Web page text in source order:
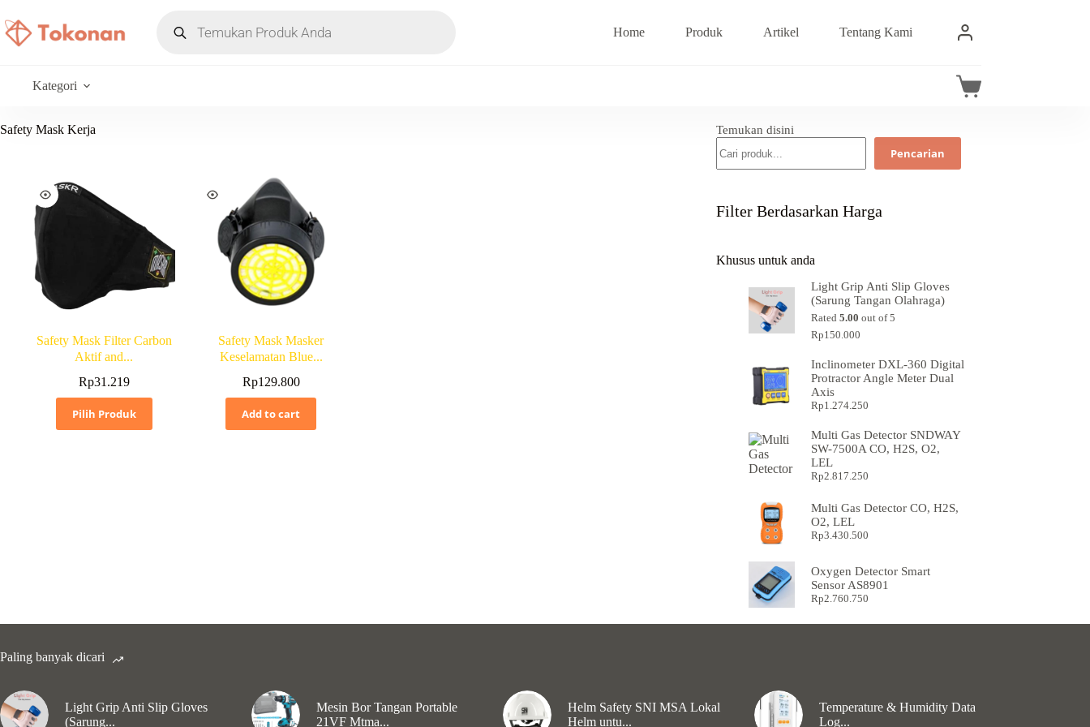
Home Produk Artikel Tentang Kami
Kategori
Safety Mask Kerja
Safety Mask Filter Carbon
Aktif and...
Rp31.219
Pilih Produk
Safety Mask Masker
Keselamatan Blue...
Rp129.800
Add to cart
Temukan disini
Pencarian
Filter Berdasarkan Harga
Khusus untuk anda
Light Grip Anti Slip Gloves
(Sarung Tangan Olahraga)
Rated5.00 out of 5
Rp150.000
Inclinometer DXL-360 Digital
Protractor Angle Meter Dual
Axis
Rp1.274.250
Multi Gas Detector SNDWAY
SW-7500A CO, H2S, O2,
LEL
Rp2.817.250
Multi Gas Detector CO, H2S,
O2, LEL
Rp3.430.500
Oxygen Detector Smart
Sensor AS8901
Rp2.760.750
Paling banyak dicari
Light Grip Anti Slip Gloves
(Sarung...
Mesin Bor Tangan Portable
21VF Mtma...
Helm Safety SNI MSA Lokal
Helm untu...
Temperature & Humidity Data
Log...